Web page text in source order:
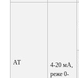
АТ
4-20 мА,
реже 0-